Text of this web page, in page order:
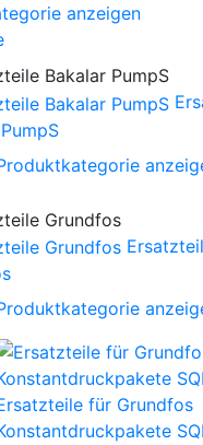
anzeigen
für Grundfos